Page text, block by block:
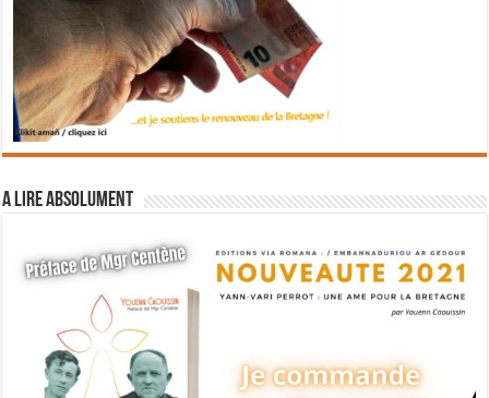
A lire absolument